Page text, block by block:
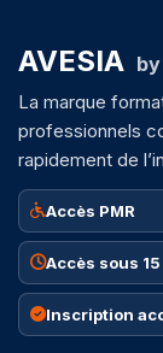
AVESIA by
La marque
professionnels
rapidement de
Accès PMR
Accès sous
Inscription